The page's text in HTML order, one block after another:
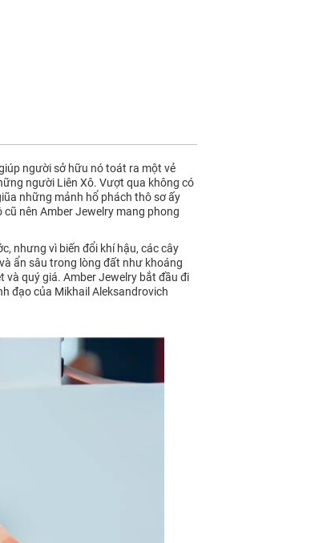
người sở hữu nó toát ra một vẻ
người Liên Xô. Vượt qua không có
những mảnh hổ phách thô sơ ấy
nên Amber Jewelry mang phong
nhưng vì biến đổi khí hậu, các cây
ẩn sâu trong lòng đất như khoáng
và quý giá. Amber Jewelry bắt đầu đi
đạo của Mikhail Aleksandrovich